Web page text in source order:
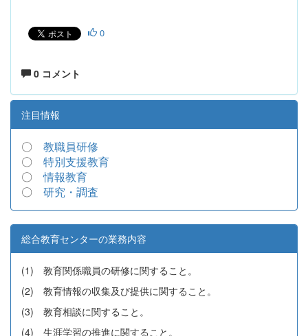
0
0 コメント
注目情報
〇 教職員研修
〇 特別支援教育
〇情報教育
〇 研究・調査
総合教育センターの業務内容
(1) 教育関係職員の研修に関すること。
(2) 教育情報の収集及び提供に関すること。
(3) 教育相談に関すること。
(4) 生涯学習の推進に関すること。